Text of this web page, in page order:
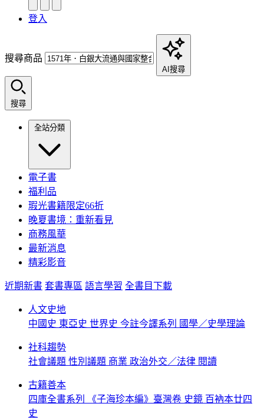
登入
搜尋商品
AI搜尋
搜尋
全站分類
電子書
福利品
瑕光書籍限定66折
晚夏書境：重新看見
商務風華
最新消息
精彩影音
近期新書 套書專區 語言學習 全書目下載
人文史地
中國史 東亞史 世界史 今註今譯系列 國學／史學理論
社科趨勢
社會議題 性別議題 商業 政治外交／法律 閱讀
古籍善本
四庫全書系列
《子海珍本編》臺灣卷 史鏡 百衲本廿四
史